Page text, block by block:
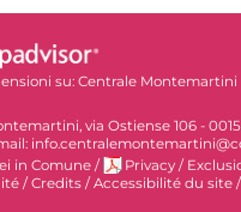
su: Centrale Montemartini
via Ostiense 106 -
in Comune / Privacy /
/Credits /Accessibilité du site /